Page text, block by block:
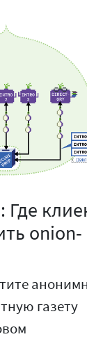
Где
onion-
газету